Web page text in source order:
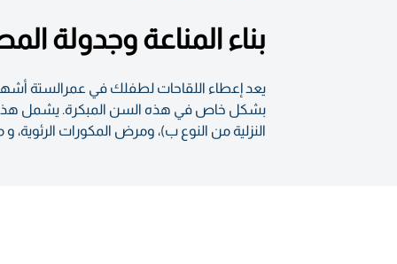
بناء المناعة وجدولة
يعد إعطاء اللقاحات لطفلك في عمرالستة أشهر
بشكل خاص في هذه السن المبكرة. يشمل هذا
النزلية من النوع ب)، ومرض المكورات